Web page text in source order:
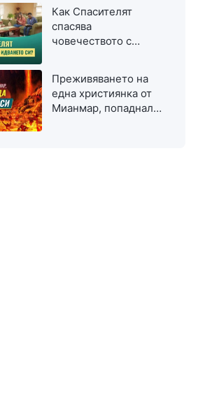
Как Спасителят
спасява
човечеството с
Преживяването на
една християнка от
Мианмар, попаднала